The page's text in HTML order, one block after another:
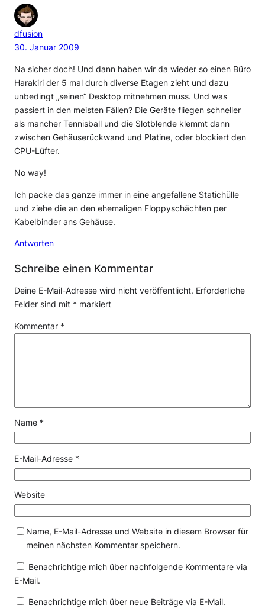
dfusion
30. Januar 2009
Na sicher doch! Und dann haben wir da wieder so einen Büro
Harakiri der 5 mal durch diverse Etagen zieht und dazu
unbedingt „seinen“ Desktop mitnehmen muss. Und was
passiert in den meisten Fällen? Die Geräte fliegen schneller
als mancher Tennisball und die Slotblende klemmt dann
zwischen Gehäuserückwand und Platine, oder blockiert den
CPU-Lüfter.
No way!
Ich packe das ganze immer in eine angefallene Statichülle
und ziehe die an den ehemaligen Floppyschächten per
Kabelbinder ans Gehäuse.
Antworten
Schreibe einen Kommentar
Deine E-Mail-Adresse wird nicht veröffentlicht. Erforderliche
Felder sind mit * markiert
Kommentar *
Name *
E-Mail-Adresse *
Website
Name, E-Mail-Adresse und Website in diesem Browser für
meinen nächsten Kommentar speichern.
Benachrichtige mich über nachfolgende Kommentare via
E-Mail.
Benachrichtige mich über neue Beiträge via E-Mail.